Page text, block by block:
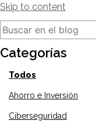
Skip to content
Categorías
Todos
Ahorro e Inversión
Ciberseguridad